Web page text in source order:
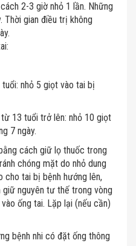
2-3 giờ nhỏ 1 lần. Những
Thời gian điều trị không
nhỏ 5 giọt vào tai bị
13 tuổi trở lên: nhỏ 10 giọt
7 ngày.
cách giữ lọ thuốc trong
chóng mặt do nhỏ dung
cho tai bị bệnh hướng lên,
nguyên tư thế trong vòng
ống tai. Lặp lại (nếu cần)
bệnh nhi có đặt ống thông